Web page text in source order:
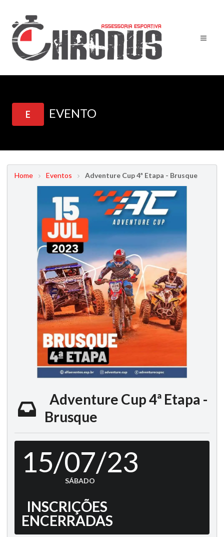
E EVENTO
Home Eventos Adventure Cup 4ª Etapa - Brusque
Adventure Cup 4ª Etapa -
Brusque
15/07/23
SÁBADO
INSCRIÇÕES
ENCERRADAS